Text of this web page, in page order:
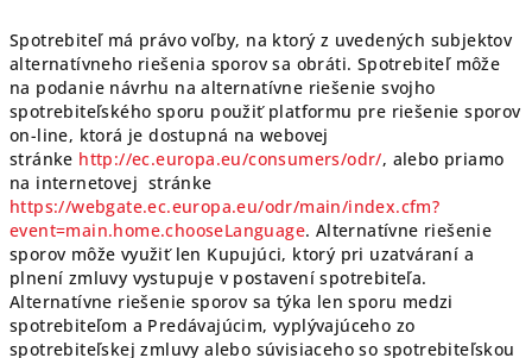
Spotrebiteľ má právo voľby, na ktorý z uvedených subjektov
alternatívneho riešenia sporov sa obráti. Spotrebiteľ môže
na podanie návrhu na alternatívne riešenie svojho
spotrebiteľského sporu použiť platformu pre riešenie sporov
on-line, ktorá je dostupná na webovej
stránke http://ec.europa.eu/consumers/odr/, alebo priamo
na internetovej stránke
https://webgate.ec.europa.eu/odr/main/index.cfm?
event=main.home.chooseLanguage. Alternatívne riešenie
sporov môže využiť len Kupujúci, ktorý pri uzatváraní a
plnení zmluvy vystupuje v postavení spotrebiteľa.
Alternatívne riešenie sporov sa týka len sporu medzi
spotrebiteľom a Predávajúcim, vyplývajúceho zo
spotrebiteľskej zmluvy alebo súvisiaceho so spotrebiteľskou